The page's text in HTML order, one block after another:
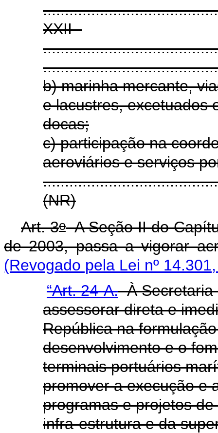
XXII -
b) marinha mercante,
e lacustres, excetuados
docas;
c) participação na
aeroviários e serviços
(NR)
Art. 3oA Seção II do
de 2003, passa a vigorar
(Revogado pela Lei nº
“Art. 24-A.À Secretaria
assessorar direta e
República na
desenvolvimento e o
terminais portuários
promover a execução e
programas e projetos
infra-estrutura e da